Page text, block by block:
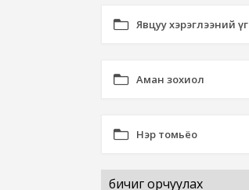
Явцуу хэрэглээний үг
Аман зохиол
Нэр томьёо
бичиг орчуулах